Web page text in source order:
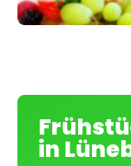
in